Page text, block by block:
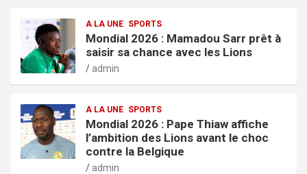
A LA UNE SPORTS
Mondial 2026 : Mamadou Sarr prêt à
saisir sa chance avec les Lions
admin
A LA UNE SPORTS
Mondial 2026 : Pape Thiaw affiche
l’ambition des Lions avant le choc
contre la Belgique
admin